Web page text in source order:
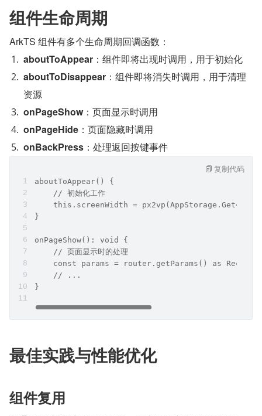
组件生命周期
ArkTS 组件有多个生命周期回调函数：
aboutToAppear ：组件即将出现时调用，用于初始化
aboutToDisappear ：组件即将消失时调用，用于清理
资源
onPageShow ：页面显示时调用
onPageHide ：页面隐藏时调用
onBackPress ：处理返回按键事件
aboutToAppear() {
// 初始化工作
this.screenWidth =
}
onPageShow(): void {
// 页面显示时的处理
const params = router.getParams() as
// ...
}
复制代码
最佳实践与性能优化
组件复用